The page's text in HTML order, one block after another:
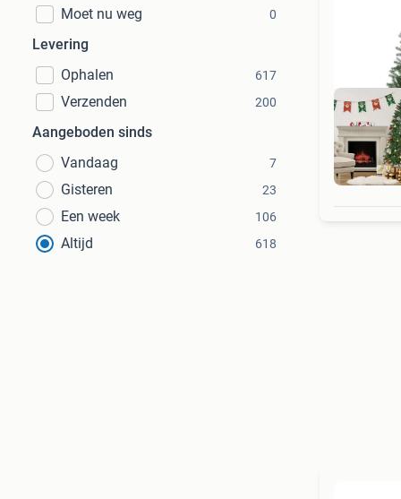
Moet nu weg
0
Levering
Ophalen
617
Verzenden 200
Aangeboden sinds
Vandaag
7
Gisteren 23
Een week 106
Altijd 618